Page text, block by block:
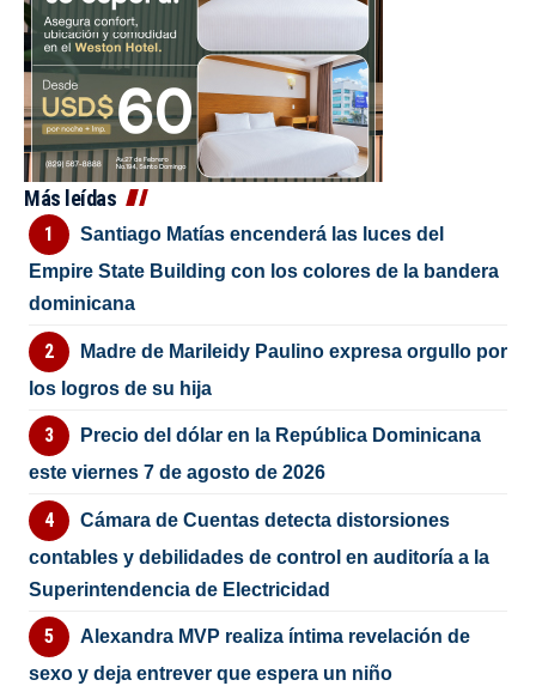
Más leídas
Santiago Matías encenderá las luces del
Empire State Building con los colores de la bandera
dominicana
Madre de Marileidy Paulino expresa orgullo por
los logros de su hija
Precio del dólar en la República Dominicana
este viernes 7 de agosto de 2026
Cámara de Cuentas detecta distorsiones
contables y debilidades de control en auditoría a la
Superintendencia de Electricidad
Alexandra MVP realiza íntima revelación de
sexo y deja entrever que espera un niño